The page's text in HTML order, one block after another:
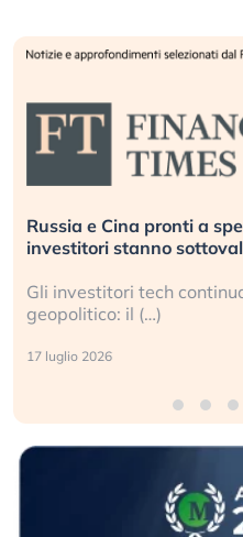
Russia e Cina pronti a
investitori stanno
Gli investitori tech
geopolitico: il (…)
17 luglio 2026